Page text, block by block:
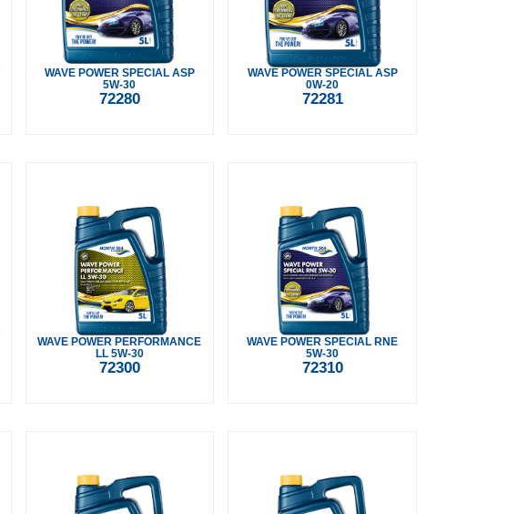
WAVE POWER SPECIAL ASP
5W-30
72280
WAVE POWER SPECIAL ASP
0W-20
72281
WAVE POWER PERFORMANCE
LL 5W-30
72300
WAVE POWER SPECIAL RNE
5W-30
72310